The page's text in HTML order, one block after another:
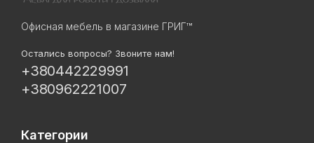
Офисная мебель в магазине ГРИГ™
Остались вопросы? Звоните нам!
+380442229991
+380962221007
Категории